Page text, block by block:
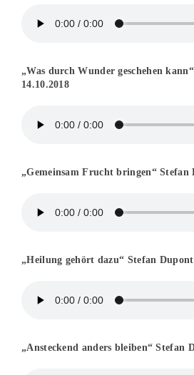
„Was durch Wunder geschehen
14.10.2018
„Gemeinsam Frucht bringen“ Stefan
„Heilung gehört dazu“ Stefan Dupont
„Ansteckend anders bleiben“ Stefan